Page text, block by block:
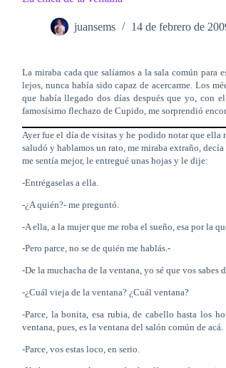
juansems 14 de febrero de
La miraba cada que salíamos a la sala común para
lejos, nunca había sido capaz de acercarme. Los
que había llegado dos días después que yo, con
famosísimo flechazo de Cupido, me sorprendió
Ayer fue el día de visitas y he podido notar que
saludó y hablamos un rato, me miraba extraño,
me sentía mejor, le entregué unas hojas y le dije:
-Entrégaselas a ella.
-¿A quién?- me preguntó.
-A ella, a la mujer que me roba el sueño, esa por la
-Pero parce, no se de quién me hablás.-
-De la muchacha de la ventana, yo sé que vos sabes
-¿Cuál vieja de la ventana? ¿Cuál ventana?
-Parce, la bonita, esa rubia, de cabello hasta los
ventana, pues, es la ventana del salón común de acá.
-Parce, vos estas loco, en serio.